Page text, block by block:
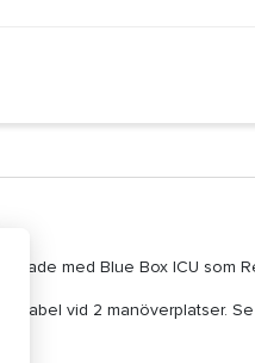
med Blue Box ICU som
kabel vid 2 manöverplatser.